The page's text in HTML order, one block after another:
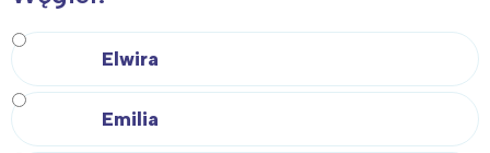
Elwira
Emilia